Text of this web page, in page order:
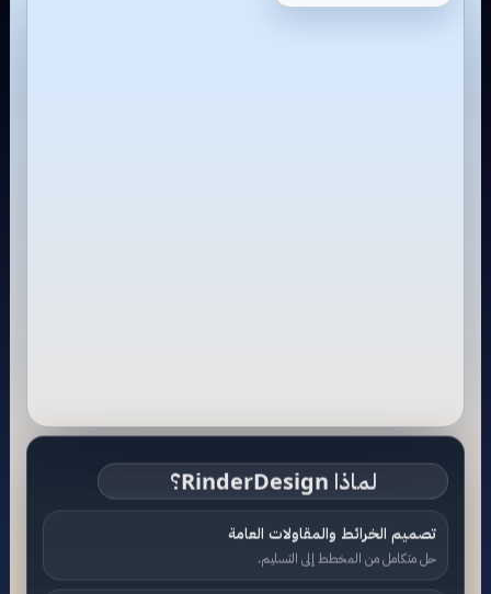
لماذا RinderDesign؟
تصميم الخرائط والمقاولات العامة
حل متكامل من المخطط إلى التسليم.